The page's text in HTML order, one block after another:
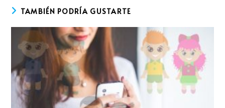
TAMBIÉN PODRÍA GUSTARTE